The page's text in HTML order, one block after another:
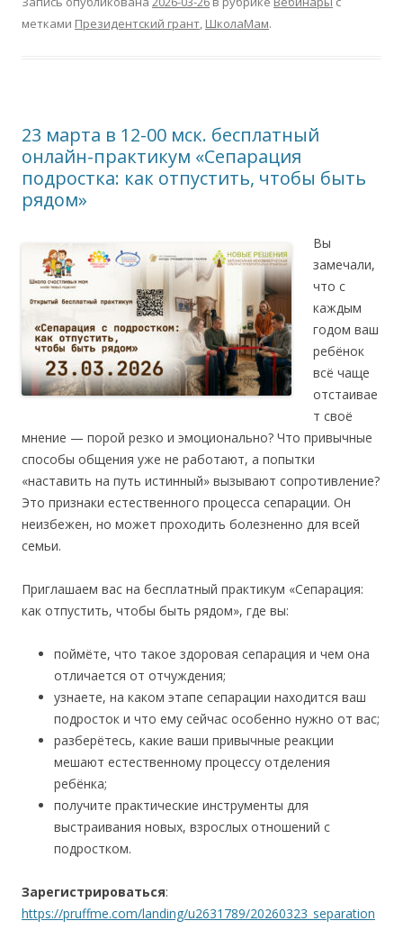
метками Президентский грант, ШколаМам.
23 марта в 12-00 мск. бесплатный
онлайн-практикум «Сепарация
подростка: как отпустить, чтобы быть
рядом»
Вы
замечали,
что с
каждым
годом ваш
ребёнок
всё чаще
отстаивае
т своё
мнение — порой резко и эмоционально? Что привычные
способы общения уже не работают, а попытки
«наставить на путь истинный» вызывают сопротивление?
Это признаки естественного процесса сепарации. Он
неизбежен, но может проходить болезненно для всей
семьи.
Приглашаем вас на бесплатный практикум «Сепарация:
как отпустить, чтобы быть рядом», где вы:
поймёте, что такое здоровая сепарация и чем она
отличается от отчуждения;
узнаете, на каком этапе сепарации находится ваш
подросток и что ему сейчас особенно нужно от вас;
разберётесь, какие ваши привычные реакции
мешают естественному процессу отделения
ребёнка;
получите практические инструменты для
выстраивания новых, взрослых отношений с
подростком.
Зарегистрироваться:
https://pruffme.com/landing/u2631789/20260323_separation